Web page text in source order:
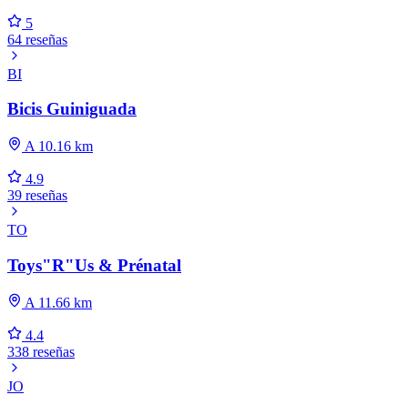
5
64 reseñas
BI
Bicis Guiniguada
A 10.16 km
4.9
39 reseñas
TO
Toys"R"Us & Prénatal
A 11.66 km
4.4
338 reseñas
JO